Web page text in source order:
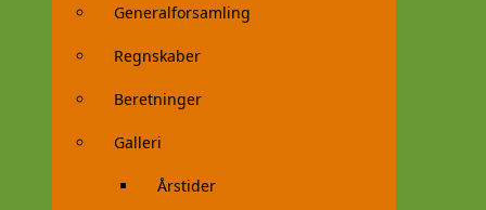
Generalforsamling
Regnskaber
Beretninger
Galleri
Årstider